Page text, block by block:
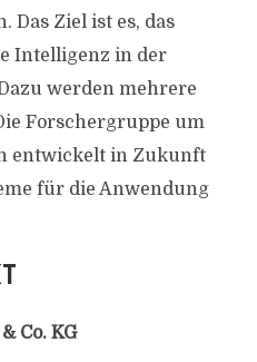
Das Ziel ist es, das
Intelligenz in der
werden mehrere
Forschergruppe um
entwickelt in Zukunft
für die Anwendung
Co. KG